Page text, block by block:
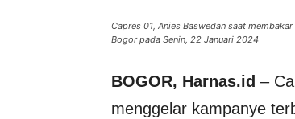
Capres 01, Anies Baswedan saat
Bogor pada Senin, 22 Januari 2024
BOGOR, Harnas.id –
menggelar kampanye